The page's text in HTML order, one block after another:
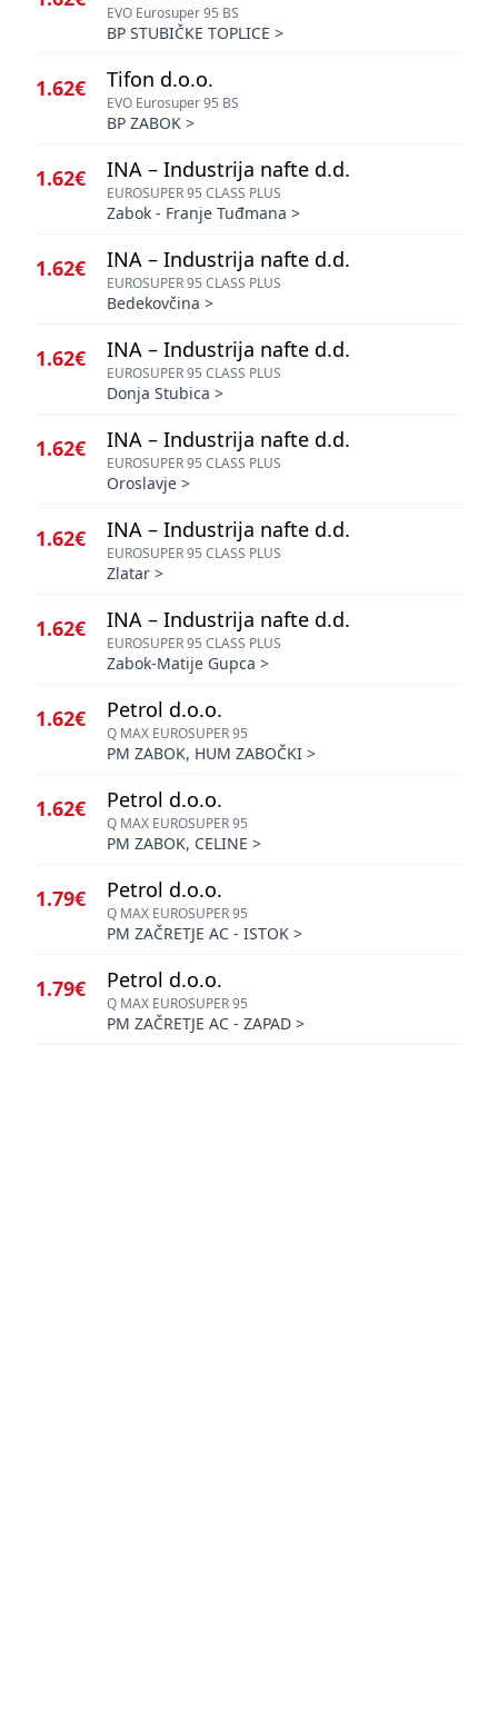
EVO Eurosuper 95 BS
BP STUBIČKE TOPLICE >
1.62€ Tifon d.o.o.
EVO Eurosuper 95 BS
BP ZABOK >
1.62€ INA – Industrija nafte d.d.
EUROSUPER 95 CLASS PLUS
Zabok - Franje Tuđmana >
1.62€ INA – Industrija nafte d.d.
EUROSUPER 95 CLASS PLUS
Bedekovčina >
1.62€ INA – Industrija nafte d.d.
EUROSUPER 95 CLASS PLUS
Donja Stubica >
1.62€ INA – Industrija nafte d.d.
EUROSUPER 95 CLASS PLUS
Oroslavje >
1.62€ INA – Industrija nafte d.d.
EUROSUPER 95 CLASS PLUS
Zlatar >
1.62€ INA – Industrija nafte d.d.
EUROSUPER 95 CLASS PLUS
Zabok-Matije Gupca >
1.62€ Petrol d.o.o.
Q MAX EUROSUPER 95
PM ZABOK, HUM ZABOČKI >
1.62€ Petrol d.o.o.
Q MAX EUROSUPER 95
PM ZABOK, CELINE >
1.79€ Petrol d.o.o.
Q MAX EUROSUPER 95
PM ZAČRETJE AC - ISTOK >
1.79€ Petrol d.o.o.
Q MAX EUROSUPER 95
PM ZAČRETJE AC - ZAPAD >